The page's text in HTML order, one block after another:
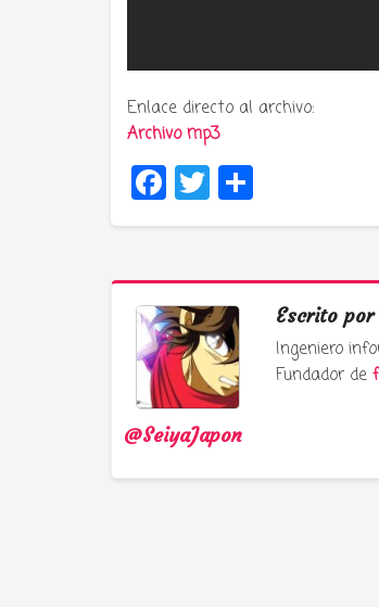
Enlace directo al archivo:
Archivo mp3
Facebook
Twitter
@SeiyaJapon
Escrito por
Ingeniero
Fundador de